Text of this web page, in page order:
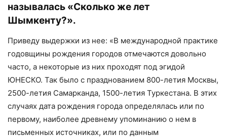
называлась «Сколько же лет
Шымкенту?».
Приведу выдержки из нее: «В международной практике
годовщины рождения городов отмечаются довольно
часто, а некоторые из них проходят под эгидой
ЮНЕСКО. Так было с празднованием 800-летия Москвы,
2500-летия Самарканда, 1500-летия Туркестана. В этих
случаях дата рождения города определялась или по
первому, наиболее древнему упоминанию о нем в
письменных источниках, или по данным